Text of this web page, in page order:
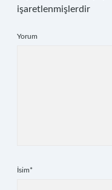
işaretlenmişlerdir
Yorum
İsim*